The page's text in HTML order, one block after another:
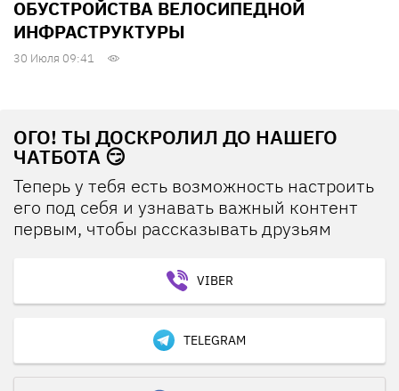
ОБУСТРОЙСТВА ВЕЛОСИПЕДНОЙ
ИНФРАСТРУКТУРЫ
30 Июля 09:41
ОГО! ТЫ ДОСКРОЛИЛ ДО НАШЕГО
ЧАТБОТА 😏
Теперь у тебя есть возможность настроить
его под себя и узнавать важный контент
первым, чтобы рассказывать друзьям
VIBER
TELEGRAM